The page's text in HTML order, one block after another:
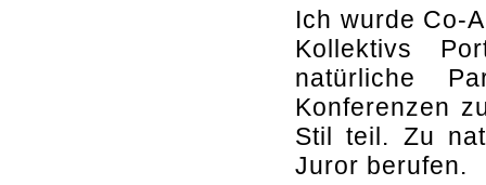
Ich wurde Co-
Kollektivs
natürliche
Konferenzen
Stil teil. Zu
Juror berufen.